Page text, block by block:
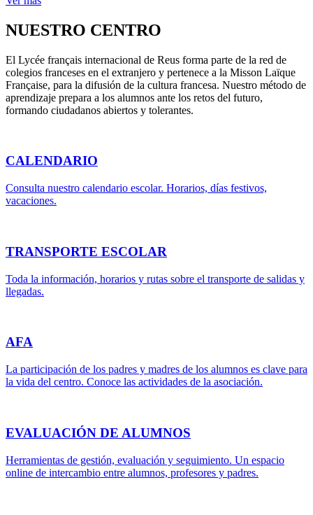
NUESTRO CENTRO
El Lycée français internacional de Reus forma parte de la red de
colegios franceses en el extranjero y pertenece a la Misson Laïque
Française, para la difusión de la cultura francesa. Nuestro método de
aprendizaje prepara a los alumnos ante los retos del futuro,
formando ciudadanos abiertos y tolerantes.
CALENDARIO
Consulta nuestro calendario escolar. Horarios, días festivos,
vacaciones.
TRANSPORTE ESCOLAR
Toda la información, horarios y rutas sobre el transporte de salidas y
llegadas.
AFA
La participación de los padres y madres de los alumnos es clave para
la vida del centro. Conoce las actividades de la asociación.
EVALUACIÓN DE ALUMNOS
Herramientas de gestión, evaluación y seguimiento. Un espacio
online de intercambio entre alumnos, profesores y padres.